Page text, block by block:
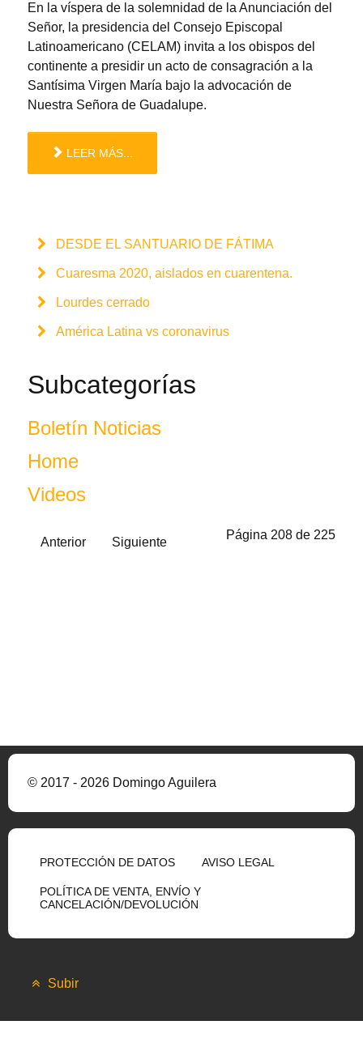
En la víspera de la solemnidad de la Anunciación del
Señor, la presidencia del Consejo Episcopal
Latinoamericano (CELAM) invita a los obispos del
continente a presidir un acto de consagración a la
Santísima Virgen María bajo la advocación de
Nuestra Señora de Guadalupe.
LEER MÁS...
DESDE EL SANTUARIO DE FÁTIMA
Cuaresma 2020, aislados en cuarentena.
Lourdes cerrado
América Latina vs coronavirus
Subcategorías
Boletín Noticias
Home
Videos
Página 208 de 225
Anterior Siguiente
© 2017 - 2026 Domingo Aguilera
PROTECCIÓN DE DATOS AVISO LEGAL
POLÍTICA DE VENTA, ENVÍO Y
CANCELACIÓN/DEVOLUCIÓN
Subir